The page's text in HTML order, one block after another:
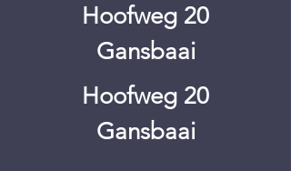
Hoofweg 20
Gansbaai
Hoofweg 20
Gansbaai